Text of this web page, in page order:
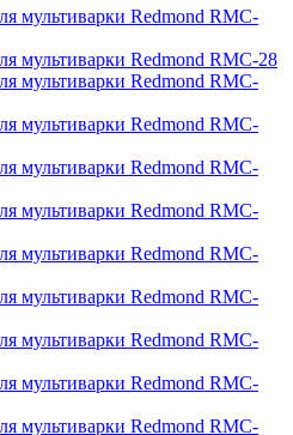
мультиварки Redmond RMC-
мультиварки Redmond RMC-28
мультиварки Redmond RMC-
мультиварки Redmond RMC-
мультиварки Redmond RMC-
мультиварки Redmond RMC-
мультиварки Redmond RMC-
мультиварки Redmond RMC-
мультиварки Redmond RMC-
мультиварки Redmond RMC-
мультиварки Redmond RMC-